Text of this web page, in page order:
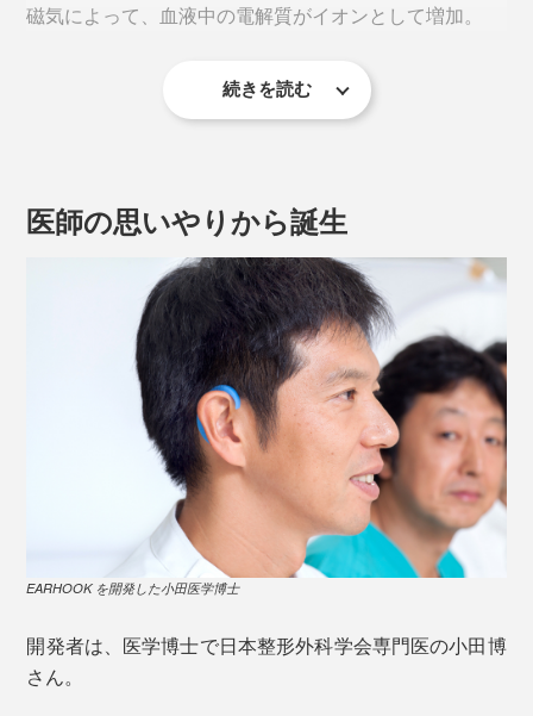
《EARHOOKが刺激するツボ》
瘈脈（けいみゃく）
耳鳴り、めまい、頭痛、顔の引き締めなど
頭痛、肩こり、首のこり、耳鳴り、鼻づまり、花粉
症、風邪
磁気によって、血液中の電解質がイオンとして増加。
EARHOOK をかけた際の皮膚表面温度の変化（医療サーモグラフィーを採用）
サーモグラフィーで比較すると、『EARHOOK』装着に
よって、頸部から顔面にかけて、広範囲で皮膚温度が上
昇していることがわかります。もちろん個人差はありま
すが、30分かけるだけで、ぽかぽかとしてくる方もいる
《ネオジム磁石が刺激する神経》
続きを読む
医師の思いやりから誕生
EARHOOK を開発した小田医学博士
開発者は、医学博士で日本整形外科学会専門医の小田博
さん。